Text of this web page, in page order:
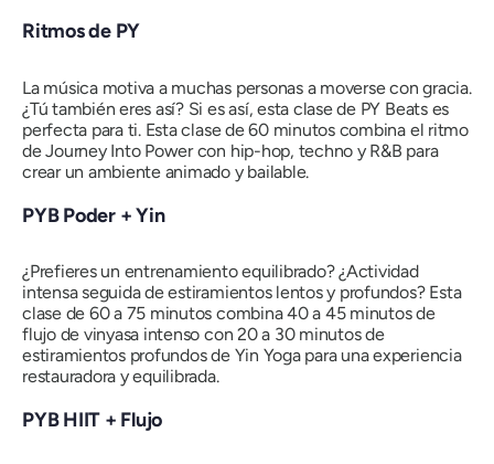
Ritmos de PY
La música motiva a muchas personas a moverse con gracia.
¿Tú también eres así? Si es así, esta clase de PY Beats es
perfecta para ti. Esta clase de 60 minutos combina el ritmo
de Journey Into Power con hip-hop, techno y R&B para
crear un ambiente animado y bailable.
PYB Poder + Yin
¿Prefieres un entrenamiento equilibrado? ¿Actividad
intensa seguida de estiramientos lentos y profundos? Esta
clase de 60 a 75 minutos combina 40 a 45 minutos de
flujo de vinyasa intenso con 20 a 30 minutos de
estiramientos profundos de Yin Yoga para una experiencia
restauradora y equilibrada.
PYB HIIT + Flujo